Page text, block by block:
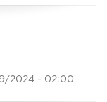
2024 - 02:00